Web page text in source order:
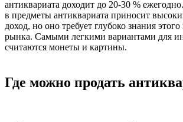
антиквариата доходит до 20-30 %
в предметы антиквариата приносит
доход, но оно требует глубоко знания
рынка. Самыми легкими вариантами для
считаются монеты и картины.
Где можно продать